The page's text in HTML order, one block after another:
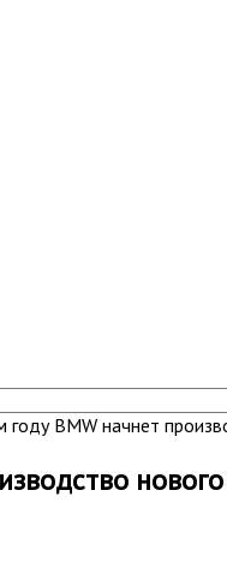
BMW начнет